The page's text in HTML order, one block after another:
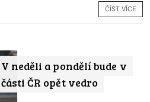
ČÍST VÍCE
V neděli a pondělí bude v
části ČR opět vedro